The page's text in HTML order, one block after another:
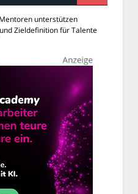
Mentoren unterstützen
Zieldefinition für Talente